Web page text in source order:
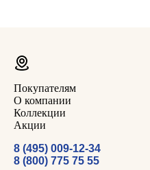
Покупателям
О компании
Коллекции
Акции
8 (495) 009-12-34
8 (800) 775 75 55